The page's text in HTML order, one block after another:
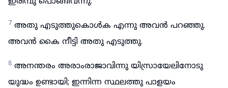
7 അതു എടുത്തുകൊൾക എന്നു അവൻ പറഞ്ഞു.
അവൻ കൈ നീട്ടി അതു എടുത്തു.
8 അനന്തരം അരാംരാജാവിന്നു യിസ്രായേലിനോടു
യുദ്ധം ഉണ്ടായി; ഇന്നിന്ന സ്ഥലത്തു പാളയം